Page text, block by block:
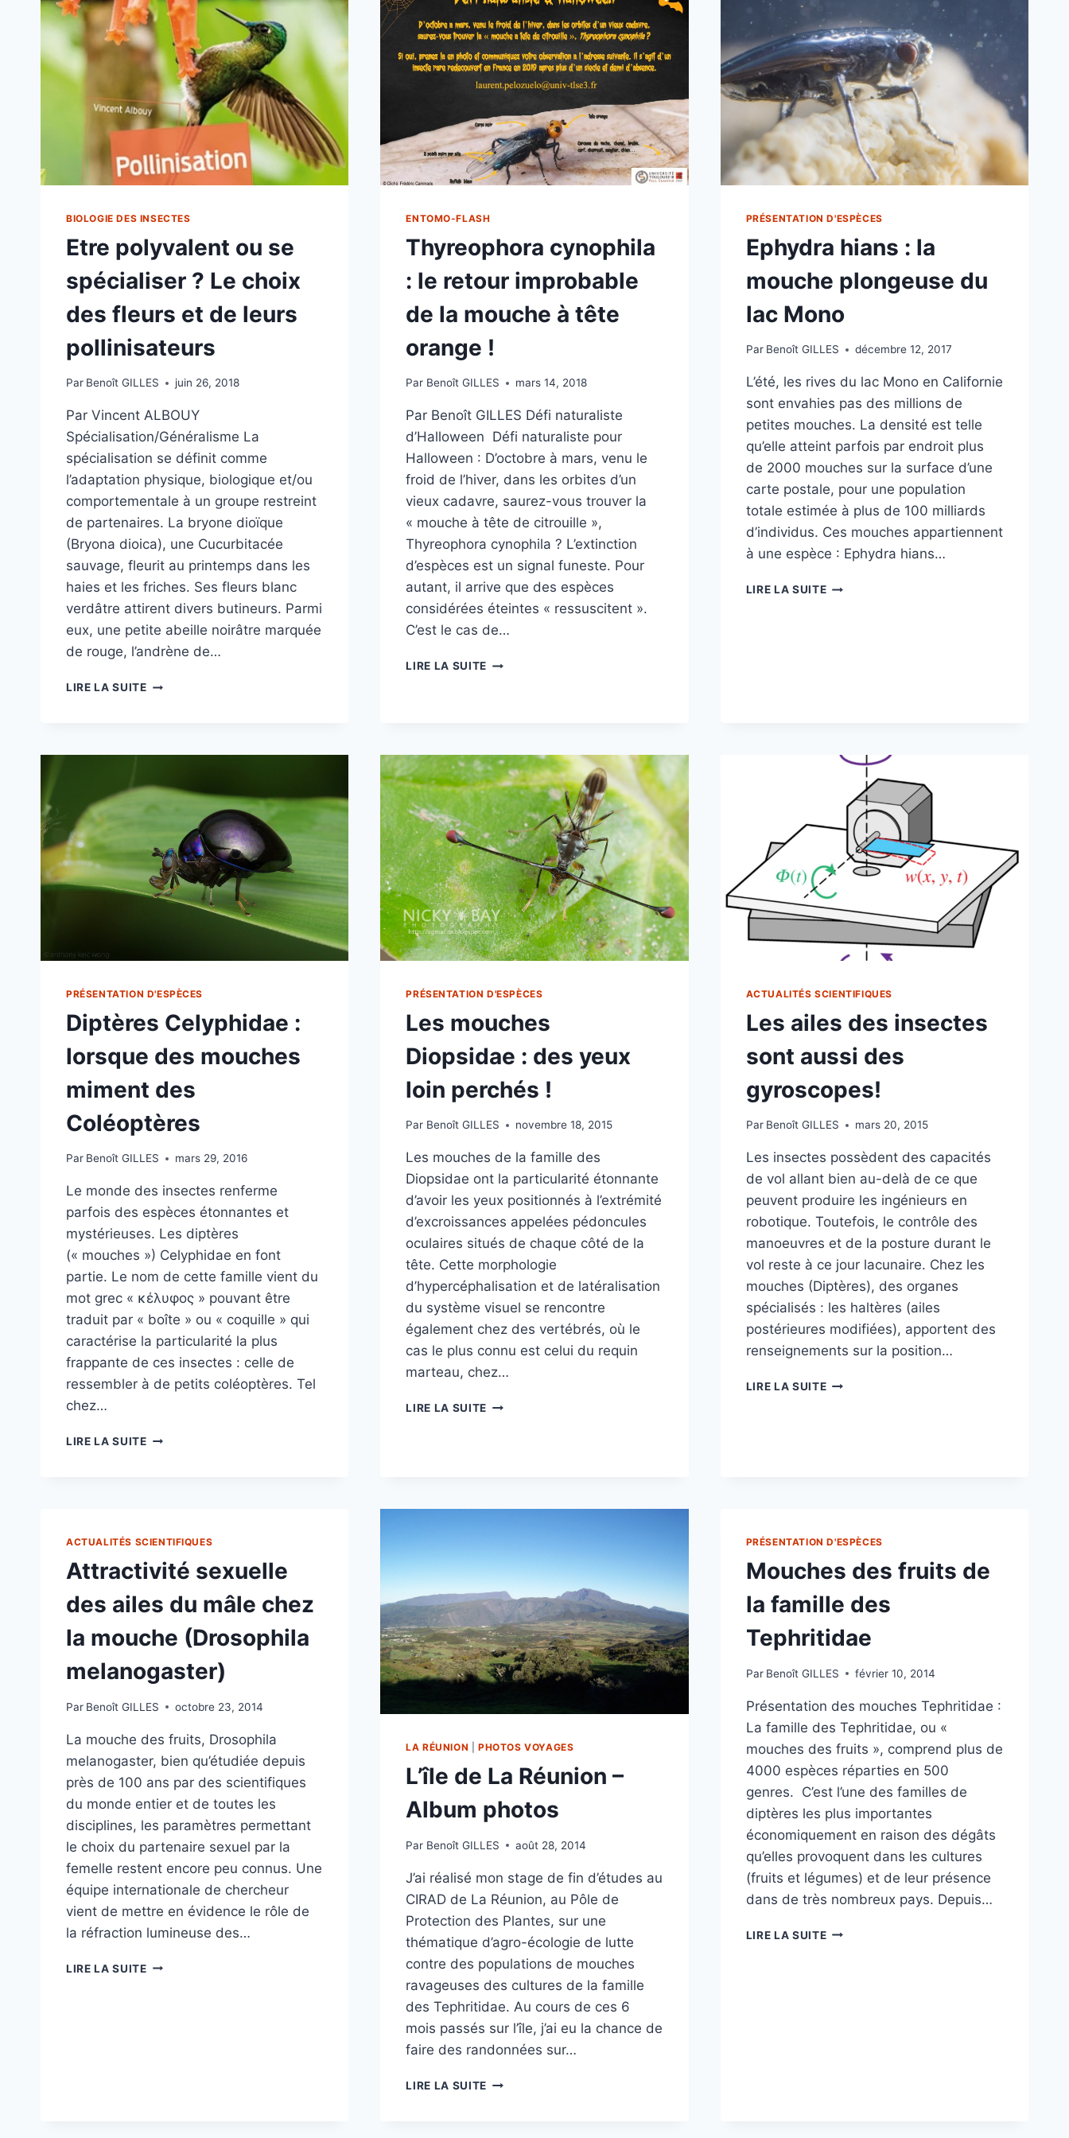
BIOLOGIE DES INSECTES
Etre polyvalent ou se
spécialiser ? Le choix
des fleurs et de leurs
pollinisateurs
Par Benoît GILLES juin 26, 2018
Par Vincent ALBOUY
Spécialisation/Généralisme La
spécialisation se définit comme
l’adaptation physique, biologique et/ou
comportementale à un groupe restreint
de partenaires. La bryone dioïque
(Bryona dioica), une Cucurbitacée
sauvage, fleurit au printemps dans les
haies et les friches. Ses fleurs blanc
verdâtre attirent divers butineurs. Parmi
eux, une petite abeille noirâtre marquée
de rouge, l’andrène de…
LIRE LA SUITEETRE
LE
FLEURS
ET
DE
LEURS
POLLINISATEURS
ENTOMO-FLASH
Thyreophora cynophila
: le retour improbable
de la mouche à tête
orange !
Par Benoît GILLES mars 14, 2018
Par Benoît GILLES Défi naturaliste
d’Halloween Défi naturaliste pour
Halloween : D’octobre à mars, venu le
froid de l’hiver, dans les orbites d’un
vieux cadavre, saurez-vous trouver la
« mouche à tête de citrouille »,
Thyreophora cynophila ? L’extinction
d’espèces est un signal funeste. Pour
autant, il arrive que des espèces
considérées éteintes « ressuscitent ».
C’est le cas de…
LIRE LA SUITE THYREOPHORA
DE
LA
MOUCHE
À
TÊTE
ORANGE
!
PRÉSENTATION D'ESPÈCES
Ephydra hians : la
mouche plongeuse du
lac Mono
Par Benoît GILLES décembre 12, 2017
L’été, les rives du lac Mono en Californie
sont envahies pas des millions de
petites mouches. La densité est telle
qu’elle atteint parfois par endroit plus
de 2000 mouches sur la surface d’une
carte postale, pour une population
totale estimée à plus de 100 milliards
d’individus. Ces mouches appartiennent
à une espèce : Ephydra hians…
LIRE LA SUITEEPHYDRA
PRÉSENTATION D'ESPÈCES
Diptères Celyphidae :
lorsque des mouches
miment des
Coléoptères
Par Benoît GILLES mars 29, 2016
Le monde des insectes renferme
parfois des espèces étonnantes et
mystérieuses. Les diptères
(« mouches ») Celyphidae en font
partie. Le nom de cette famille vient du
mot grec « κέλυφος » pouvant être
traduit par « boîte » ou « coquille » qui
caractérise la particularité la plus
frappante de ces insectes : celle de
ressembler à de petits coléoptères. Tel
chez…
LIRE LA SUITEDIPTÈRES
MIMENT
COLÉOPTÈRES
PRÉSENTATION D'ESPÈCES
Les mouches
Diopsidae : des yeux
loin perchés !
Par Benoît GILLES novembre 18, 2015
Les mouches de la famille des
Diopsidae ont la particularité étonnante
d’avoir les yeux positionnés à l’extrémité
d’excroissances appelées pédoncules
oculaires situés de chaque côté de la
tête. Cette morphologie
d’hypercéphalisation et de latéralisation
du système visuel se rencontre
également chez des vertébrés, où le
cas le plus connu est celui du requin
marteau, chez…
LIRE LA SUITE LES
ACTUALITÉS SCIENTIFIQUES
Les ailes des insectes
sont aussi des
gyroscopes!
Par Benoît GILLES mars 20, 2015
Les insectes possèdent des capacités
de vol allant bien au-delà de ce que
peuvent produire les ingénieurs en
robotique. Toutefois, le contrôle des
manoeuvres et de la posture durant le
vol reste à ce jour lacunaire. Chez les
mouches (Diptères), des organes
spécialisés : les haltères (ailes
postérieures modifiées), apportent des
renseignements sur la position…
LIRE LA SUITELES
ACTUALITÉS SCIENTIFIQUES
Attractivité sexuelle
des ailes du mâle chez
la mouche (Drosophila
melanogaster)
Par Benoît GILLES octobre 23, 2014
La mouche des fruits, Drosophila
melanogaster, bien qu’étudiée depuis
près de 100 ans par des scientifiques
du monde entier et de toutes les
disciplines, les paramètres permettant
le choix du partenaire sexuel par la
femelle restent encore peu connus. Une
équipe internationale de chercheur
vient de mettre en évidence le rôle de
la réfraction lumineuse des…
LIRE LA SUITEATTRACTIVITÉ
LA RÉUNION |PHOTOS VOYAGES
L’île de La Réunion –
Album photos
Par Benoît GILLES août 28, 2014
J’ai réalisé mon stage de fin d’études au
CIRAD de La Réunion, au Pôle de
Protection des Plantes, sur une
thématique d’agro-écologie de lutte
contre des populations de mouches
ravageuses des cultures de la famille
des Tephritidae. Au cours de ces 6
mois passés sur l’île, j’ai eu la chance de
faire des randonnées sur…
LIRE LA SUITE L’ÎLE
PRÉSENTATION D'ESPÈCES
Mouches des fruits de
la famille des
Tephritidae
Par Benoît GILLES février 10, 2014
Présentation des mouches Tephritidae :
La famille des Tephritidae, ou «
mouches des fruits », comprend plus de
4000 espèces réparties en 500
genres. C’est l’une des familles de
diptères les plus importantes
économiquement en raison des dégâts
qu’elles provoquent dans les cultures
(fruits et légumes) et de leur présence
dans de très nombreux pays. Depuis…
LIRE LA SUITEMOUCHES